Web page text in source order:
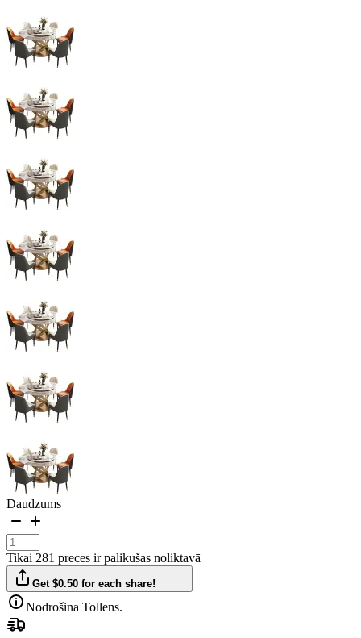
Daudzums
Tikai 281 preces ir palikušas noliktavā
Get $0.50 for each share!
Nodrošina Tollens.